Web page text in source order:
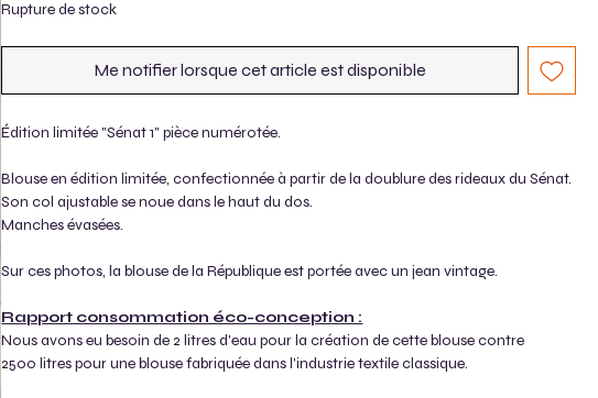
Rupture de stock
Me notifier lorsque cet article est disponible
Édition limitée "Sénat 1" pièce numérotée.
Blouse en édition limitée, confectionnée à partir de la doublure des rideaux du Sénat.
Son col ajustable se noue dans le haut du dos.
Manches évasées.
Sur ces photos, la blouse de la République est portée avec un jean vintage.
Rapport consommation éco-conception :
Nous avons eu besoin de 2 litres d'eau pour la création de cette blouse contre
2500 litres pour une blouse fabriquée dans l'industrie textile classique.